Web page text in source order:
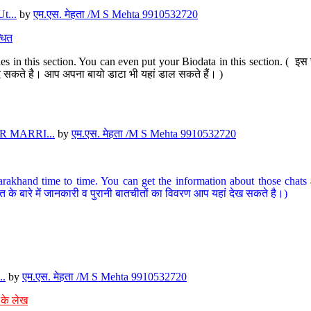
byएम.एस. मेहता /M S Mehta 9910532720
in this section. You can even put your Biodata in this section. (
सकते है। आप अपना बायो डाटा भी यहां डाल सकते हैं। )
MARRI... byएम.एस. मेहता /M S Mehta 9910532720
time to time. You can get the information about those
के बारे में जानकारी व पुरानी बातचीतों का विवरण आप यहां देख सकते है।)
byएम.एस. मेहता /M S Mehta 9910532720
के लेख